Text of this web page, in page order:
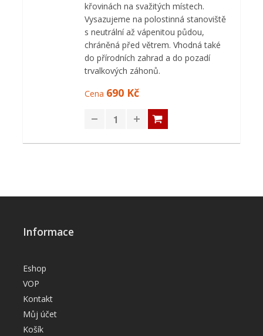
křovinách na svažitých místech.
Vysazujeme na polostinná stanoviště
s neutrální až vápenitou půdou,
chráněná před větrem. Vhodná také
do přírodních zahrad a do pozadí
trvalkových záhonů.
Cena 690 Kč
Informace
Eshop
VOP
Kontakt
Můj účet
Košík